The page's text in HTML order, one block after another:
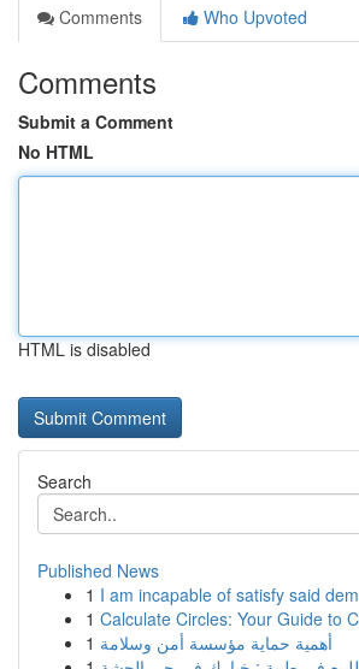
Comments
Who Upvoted
Comments
Submit a Comment
No HTML
HTML is disabled
Search
Published News
1 I am incapable of satisfy said
1 Calculate Circles: Your Guide to
1 أهمية حماية مؤسسة أمن وسلامة